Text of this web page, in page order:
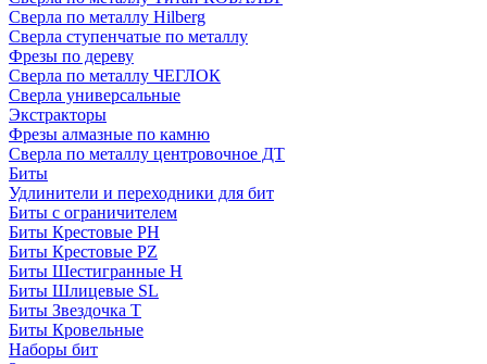
Сверла по металлу Hilberg
Сверла ступенчатые по металлу
Фрезы по дереву
Сверла по металлу ЧЕГЛОК
Сверла универсальные
Экстракторы
Фрезы алмазные по камню
Сверла по металлу центровочное ДТ
Биты
Удлинители и переходники для бит
Биты с ограничителем
Биты Крестовые PH
Биты Крестовые PZ
Биты Шестигранные H
Биты Шлицевые SL
Биты Звездочка T
Биты Кровельные
Наборы бит